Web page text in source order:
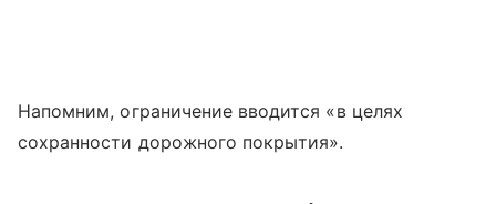
Напомним, ограничение вводится «в целях
сохранности дорожного покрытия».